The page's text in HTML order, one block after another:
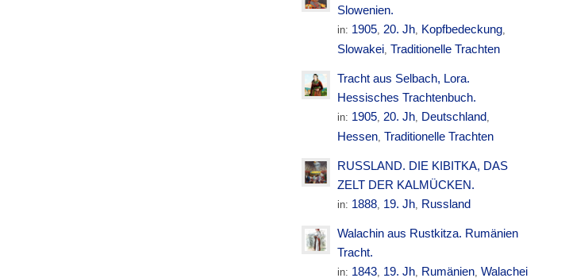
Slowenien.
in: 1905,20. Jh, Kopfbedeckung,
Slowakei, Traditionelle Trachten
Tracht aus Selbach, Lora.
Hessisches Trachtenbuch.
in: 1905,20. Jh, Deutschland,
Hessen, Traditionelle Trachten
RUSSLAND. DIE KIBITKA, DAS
ZELT DER KALMÜCKEN.
in: 1888, 19. Jh, Russland
Walachin aus Rustkitza. Rumänien
Tracht.
in: 1843, 19. Jh, Rumänien,Walachei